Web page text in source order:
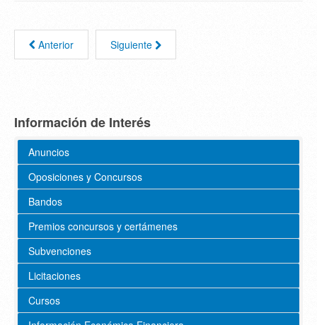
Anterior Siguiente
Información de Interés
Anuncios
Oposiciones y Concursos
Bandos
Premios concursos y certámenes
Subvenciones
Licitaciones
Cursos